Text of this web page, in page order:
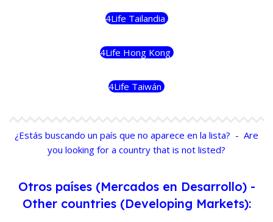
4Life Tailandia
4Life Hong Kong
4Life Taiwán
¿Estás buscando un país que no aparece en la lista? - Are
you looking for a country that is not listed?
Otros países (Mercados en Desarrollo) -
Other countries (Developing Markets):